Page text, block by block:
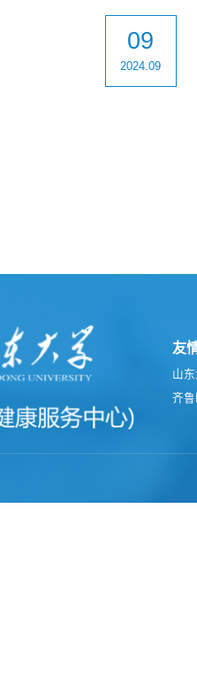
09
2024.09
友
山
齐